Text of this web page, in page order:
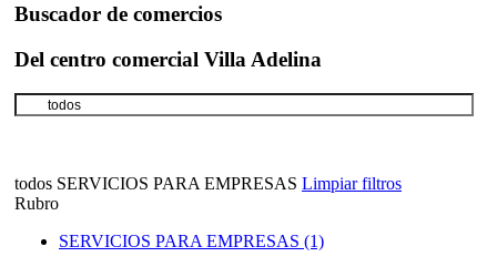
Buscador de comercios
Del centro comercial Villa Adelina
todos SERVICIOS PARA EMPRESAS Limpiar filtros
Rubro
SERVICIOS PARA EMPRESAS (1)